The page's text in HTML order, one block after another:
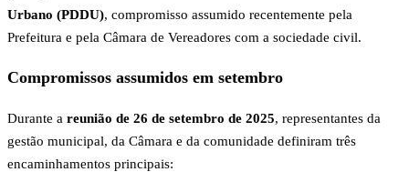
Urbano (PDDU), compromisso assumido recentemente pela
Prefeitura e pela Câmara de Vereadores com a sociedade civil.
Compromissos assumidos em setembro
Durante a reunião de 26 de setembro de 2025, representantes da
gestão municipal, da Câmara e da comunidade definiram três
encaminhamentos principais: